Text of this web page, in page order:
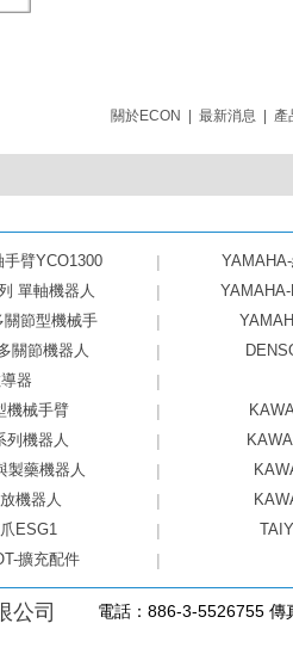
關於ECON 最新消息 產
臂YCO1300 |
單軸機器人
|
節型機械手
|
關節機器人
|
器
|
機械手臂
|
列機器人
|
製藥機器人
|
機器人
|
ESG1
|
擴充配件
|
公司 電話：886-3-5526755